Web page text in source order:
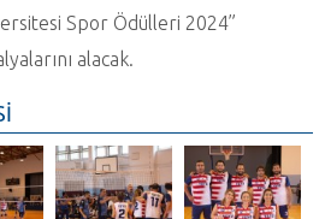
Spor Ödülleri 2024”
alacak.